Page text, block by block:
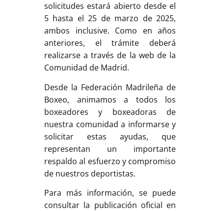
solicitudes estará abierto desde el
5 hasta el 25 de marzo de 2025,
ambos inclusive. Como en años
anteriores, el trámite deberá
realizarse a través de la web de la
Comunidad de Madrid.
Desde la Federación Madrileña de
Boxeo, animamos a todos los
boxeadores y boxeadoras de
nuestra comunidad a informarse y
solicitar estas ayudas, que
representan un importante
respaldo al esfuerzo y compromiso
de nuestros deportistas.
Para más información, se puede
consultar la publicación oficial en